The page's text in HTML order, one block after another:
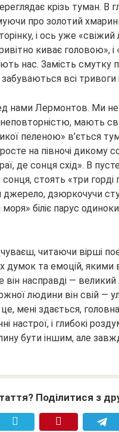
крізь туман. В
про золотий
і ось уже
киває головою»,
нас. Замість смутку
всі тривоги
нами Лермонтов. Ми
неповторністю, мають
пеленою» в’ється
на півночі дикому
де сонця схід». В
стоять «три горді
джерело, дзюркочучи
моря» біліє парус
читаючи вірші
думок та емоцій,
він насправді —
людини він свій —
мені здається,
і глибокі
бути іншим, але
Поділитися з